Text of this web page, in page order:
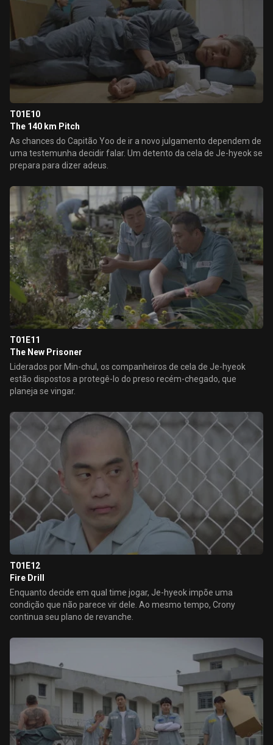
T01E10
The 140 km Pitch
As chances do Capitão Yoo de ir a novo julgamento dependem de
uma testemunha decidir falar. Um detento da cela de Je-hyeok se
prepara para dizer adeus.
T01E11
The New Prisoner
Liderados por Min-chul, os companheiros de cela de Je-hyeok
estão dispostos a protegê-lo do preso recém-chegado, que
planeja se vingar.
T01E12
Fire Drill
Enquanto decide em qual time jogar, Je-hyeok impõe uma
condição que não parece vir dele. Ao mesmo tempo, Crony
continua seu plano de revanche.